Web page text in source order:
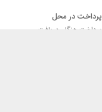
پرداخت در محل
پرداخت هنگام دریافت